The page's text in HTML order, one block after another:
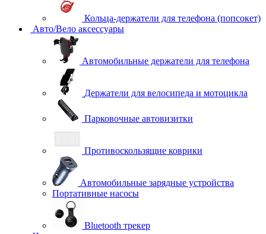
Кольца-держатели для телефона (попсокет)
Авто/Вело аксессуары
Автомобильные держатели для телефона
Держатели для велосипеда и мотоцикла
Парковочные автовизитки
Противоскользящие коврики
Автомобильные зарядные устройства
Портативные насосы
Bluetooth трекер